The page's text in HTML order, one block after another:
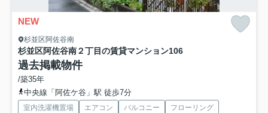
NEW
杉並区阿佐谷南
杉並区阿佐谷南２丁目の賃貸マンション106
過去掲載物件
/築35年
中央線「阿佐ケ谷」駅 徒歩7分
室内洗濯機置場 エアコン バルコニー
フローリング